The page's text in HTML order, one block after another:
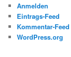
Anmelden
Eintrags-Feed
Kommentar-Feed
WordPress.org